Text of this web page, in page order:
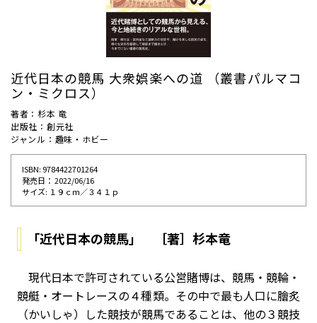
近代日本の競馬 大衆娯楽への道 （叢書パルマコ
ン・ミクロス）
著者：杉本 竜
出版社：創元社
ジャンル：趣味・ホビー
ISBN: 9784422701264
発売⽇： 2022/06/16
サイズ: １９ｃｍ／３４１ｐ
「近代日本の競馬」 ［著］杉本竜
現代日本で許可されている公営賭博は、競馬・競輪・
競艇・オートレースの４種類。その中で最も人口に膾炙
（かいしゃ）した競技が競馬であることは、他の３競技